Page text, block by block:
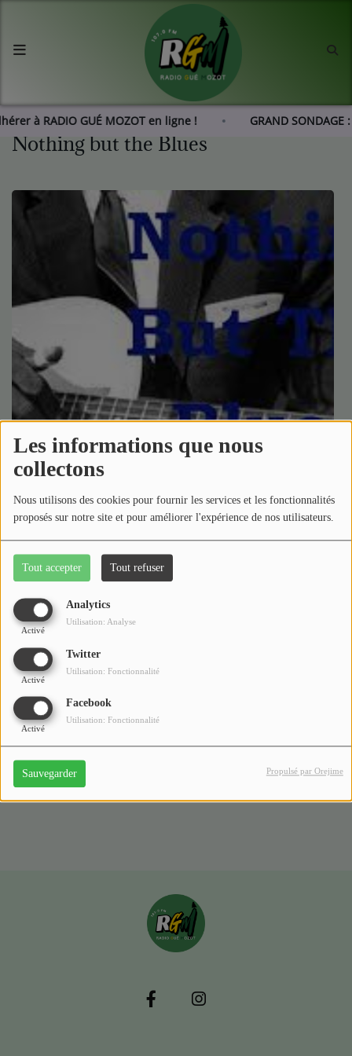
Les informations que nous
collectons
Nous utilisons des cookies pour fournir les services et les fonctionnalités
proposés sur notre site et pour améliorer l'expérience de nos utilisateurs.
Tout accepter Tout refuser
Analytics
Activé
Utilisation: Analyse
Twitter
Activé
Utilisation: Fonctionnalité
Facebook
Activé
Utilisation: Fonctionnalité
Sauvegarder Propulsé par Orejime
à RADIO GUÉ MOZOT en ligne ! GRAND
Agenda
Les actus de RGM
L'histoire de RGM
Equipes
Médias
Podcasts
Photos
Participez
Dédicaces
Jeux Concours
Nothing but the Blues
Émission partenaire diffusée tous les jeudis à 23h sur
Radio Gué Mozot.
Rien que du Blues !
Le Blues a eu une influence majeure sur la musique
populaire américaine puisqu’il est à la source du Jazz,
du R’n’B, du Rock’n’Roll jusqu’aux musiques actuelles.
« Nothing But the Blues »
Lire la suite